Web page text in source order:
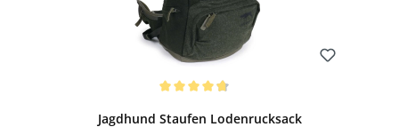
Jagdhund Staufen Lodenrucksack